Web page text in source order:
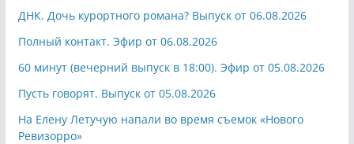
ДНК. Дочь курортного романа? Выпуск от 06.08.2026
Полный контакт. Эфир от 06.08.2026
60 минут (вечерний выпуск в 18:00). Эфир от 05.08.2026
Пусть говорят. Выпуск от 05.08.2026
На Елену Летучую напали во время съемок «Нового
Ревизорро»